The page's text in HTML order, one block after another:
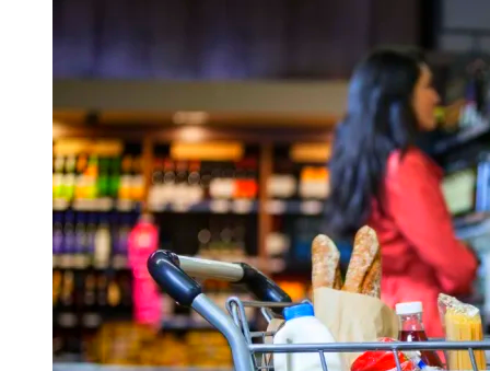
29
años
enfrenta
condiciones
de
vulnerabilidad
social